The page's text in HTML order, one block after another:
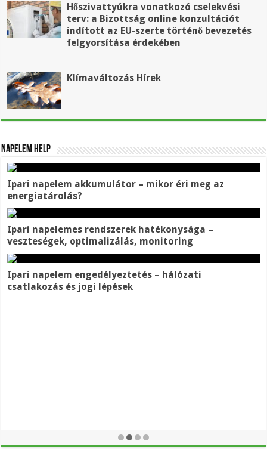
Hőszivattyúkra vonatkozó cselekvési
terv: a Bizottság online konzultációt
indított az EU-szerte történő bevezetés
felgyorsítása érdekében
Klímaváltozás Hírek
Napelem help
Ipari napelem megtérülése 2025-ben – beruházási
költség és ipari áram ára
Ipari napelem telepítése és kivitelezése – lépések,
határidők, átadás